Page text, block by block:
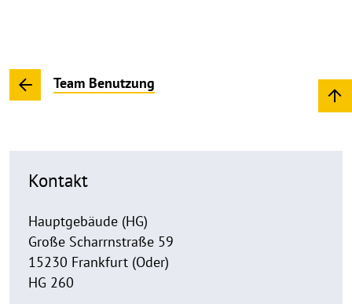
Team Benutzung
Kontakt
Hauptgebäude (HG)
Große Scharrnstraße 59
15230 Frankfurt (Oder)
HG 260